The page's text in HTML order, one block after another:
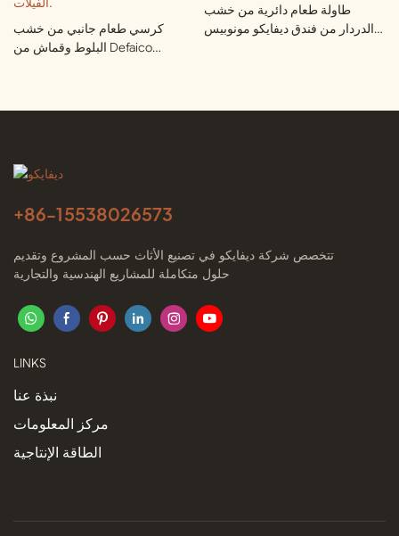
كرسي طعام جانبي من خشب
البلوط وقماش من Defaico
طاولة طعام دائرية من خشب
الدردار من فندق ديفايكو مونوبيس
+86-15538026573
تتخصص شركة ديفايكو في تصنيع الأثاث حسب المشروع وتقديم
حلول متكاملة للمشاريع الهندسية والتجارية
LINKS
نبذة عنا
مركز المعلومات
الطاقة الإنتاجية